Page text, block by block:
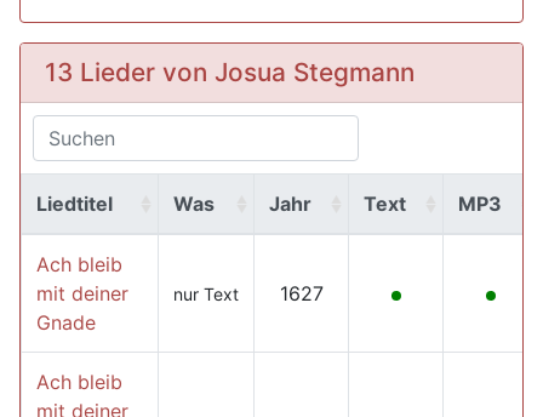
13 Lieder von Josua Stegmann
Liedtitel Was Jahr Text MP3
Ach bleib
mit deiner
Gnade
nur Text 1627
Ach bleib
mit deiner